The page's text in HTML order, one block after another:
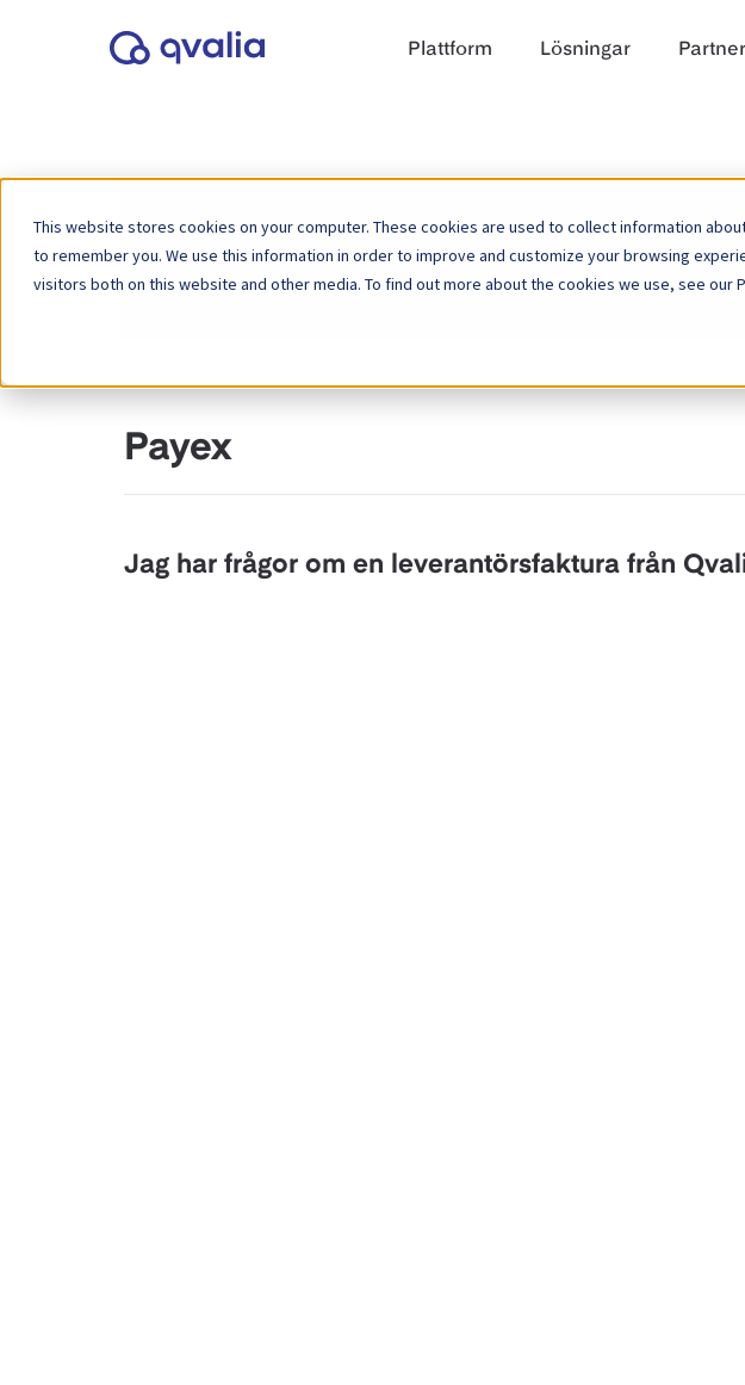
This website stores cookies on your computer. These cookies are used to collect information
to remember you. We use this information in order to improve and customize your browsing
visitors both on this website and other media. To find out more about the cookies we use, see our
Plattform Lösningar Partner
Home Knowledge Base
Payex
Jag har frågor om en leverantörsfaktura från